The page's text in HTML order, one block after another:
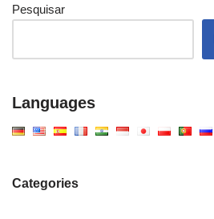
Pesquisar
Languages
Categories